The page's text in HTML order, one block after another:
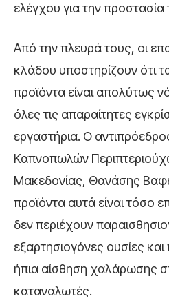
ελέγχου για την
Από την πλευρά τους, οι
κλάδου υποστηρίζουν ότι
προϊόντα είναι απολύτως
όλες τις απαραίτητες
εργαστήρια. Ο
Καπνοπωλών
Μακεδονίας, Θανάσης
προϊόντα αυτά είναι τόσο
δεν περιέχουν
εξαρτησιογόνες ουσίες
ήπια αίσθηση χαλάρωσης
καταναλωτές.